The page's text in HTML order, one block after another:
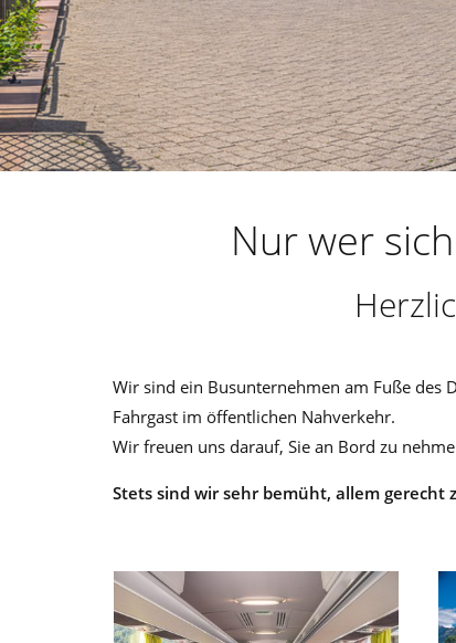
Nur wer
Wir sind ein Busunternehmen am Fuße des
Fahrgast im öffentlichen Nahverkehr.
Wir freuen uns darauf, Sie an Bord zu
Stets sind wir sehr bemüht, allem gerecht